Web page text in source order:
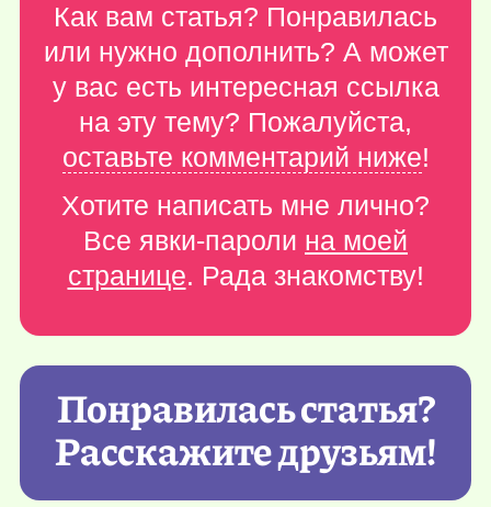
Как вам статья? Понравилась
или нужно дополнить? А может
у вас есть интересная ссылка
на эту тему? Пожалуйста,
оставьте комментарий ниже!
Хотите написать мне лично?
Все явки-пароли на моей
странице. Рада знакомству!
Понравилась статья?
Расскажите друзьям!